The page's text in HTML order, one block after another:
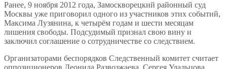
Ранее, 9 ноября 2012 года, Замоскворецкий районный суд
Москвы уже приговорил одного из участников этих событий,
Максима Лузянина, к четырём годам и шести месяцам
лишения свободы. Подсудимый признал свою вину и
заключил соглашение о сотрудничестве со следствием.
Организаторами беспорядков Следственный комитет считает